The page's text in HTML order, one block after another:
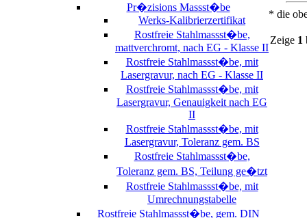
Pr�zisions Massst�be
Werks-Kalibrierzertifikat
Rostfreie Stahlmassst�be,
mattverchromt, nach EG - Klasse II
Rostfreie Stahlmassst�be, mit
Lasergravur, nach EG - Klasse II
Rostfreie Stahlmassst�be, mit
Lasergravur, Genauigkeit nach EG
II
Rostfreie Stahlmassst�be, mit
Lasergravur, Toleranz gem. BS
Rostfreie Stahlmassst�be,
Toleranz gem. BS, Teilung ge�tzt
Rostfreie Stahlmassst�be, mit
Umrechnungstabelle
Rostfreie Stahlmassst�be, gem. DIN
* die
Zeige 1